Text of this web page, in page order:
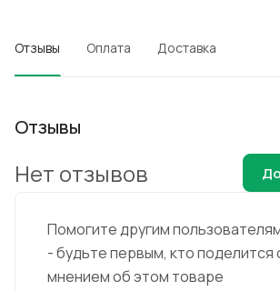
Отзывы Оплата Доставка
Отзывы
Помогите другим
- будьте первым, кто поделится
мнением об этом товаре
Нет отзывов